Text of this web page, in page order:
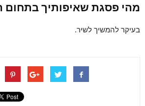
מהי פסגת שאיפותיך בתחום
בעיקר להמשיך לשיר.